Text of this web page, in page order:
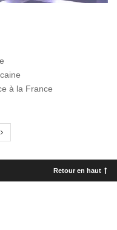
à la France
Retour en haut